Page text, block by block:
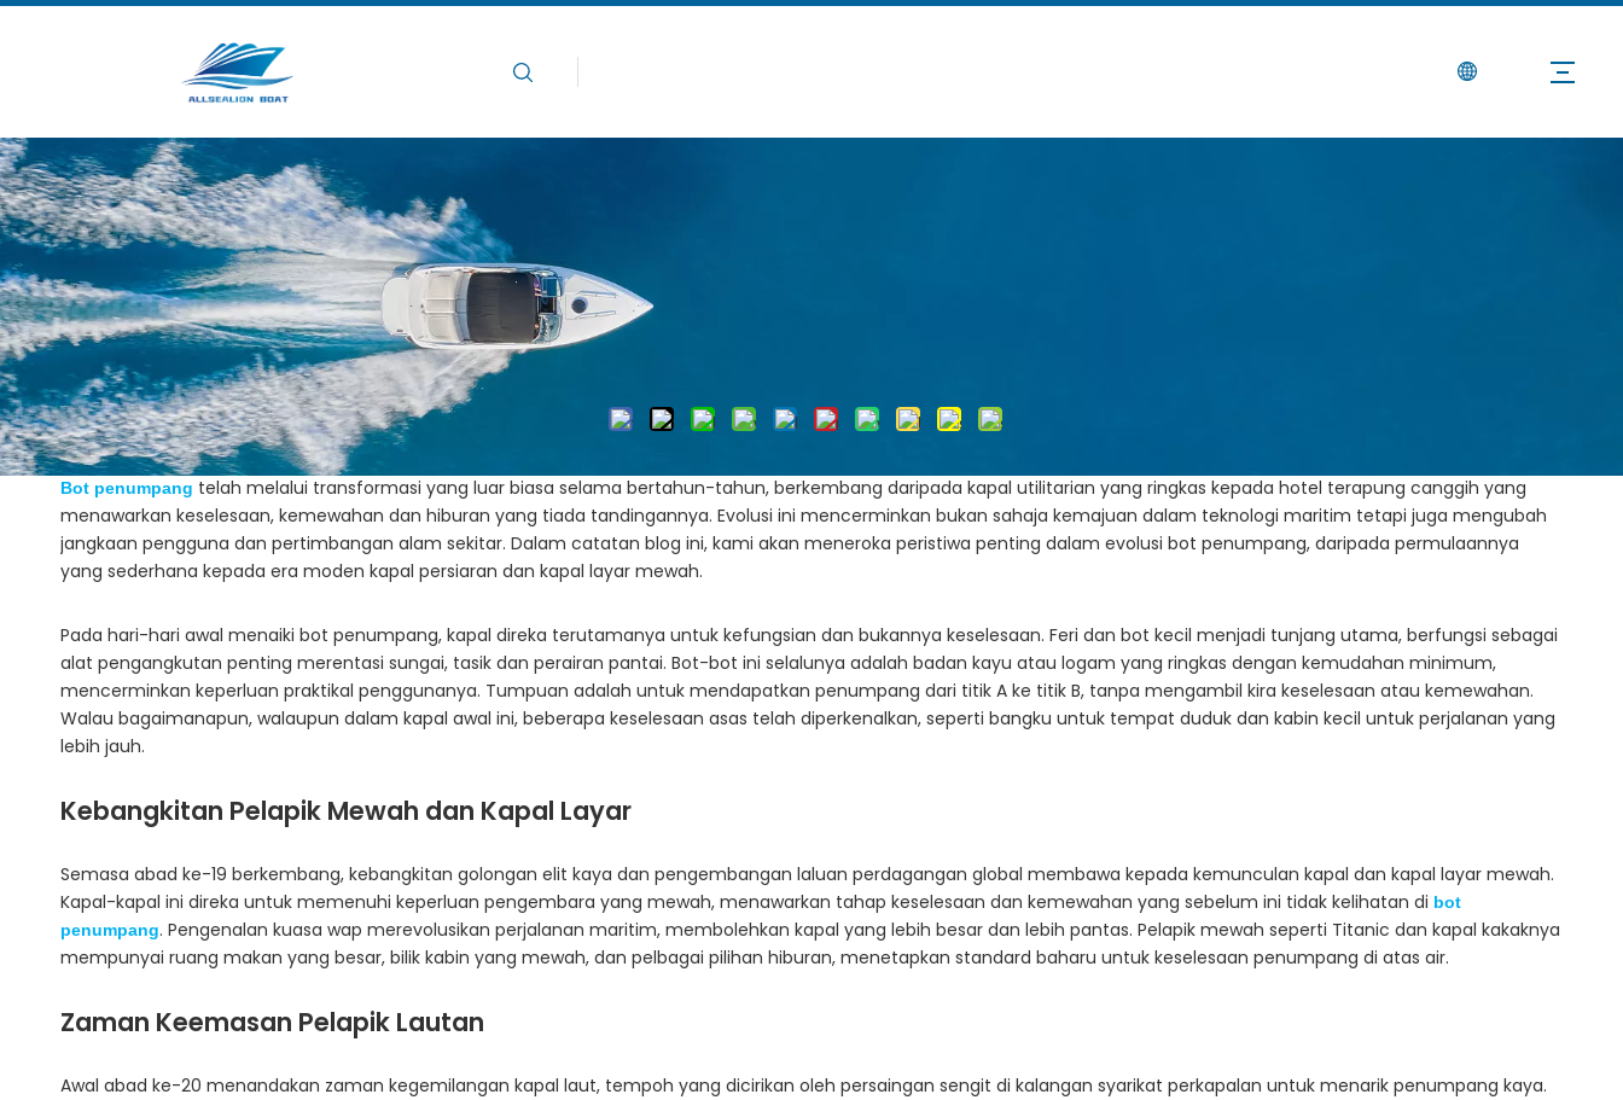
Rumah / Berita / Evolusi Bot Penumpang: Keselesaan dan Inovasi di atas Air
Evolusi Bot Penumpang: Keselesaan dan Inovasi di atas Air
Views:0Pengarang:Editor tapak Masa Terbitkan: 2024-10-05 Asal:
Bot penumpang telah melalui transformasi yang luar biasa selama bertahun-tahun, berkembang daripada kapal utilitarian yang ringkas kepada hotel terapung canggih yang
menawarkan keselesaan, kemewahan dan hiburan yang tiada tandingannya. Evolusi ini mencerminkan bukan sahaja kemajuan dalam teknologi maritim tetapi juga mengubah
jangkaan pengguna dan pertimbangan alam sekitar. Dalam catatan blog ini, kami akan meneroka peristiwa penting dalam evolusi bot penumpang, daripada permulaannya
yang sederhana kepada era moden kapal persiaran dan kapal layar mewah.
Pada hari-hari awal menaiki bot penumpang, kapal direka terutamanya untuk kefungsian dan bukannya keselesaan. Feri dan bot kecil menjadi tunjang utama, berfungsi sebagai
alat pengangkutan penting merentasi sungai, tasik dan perairan pantai. Bot-bot ini selalunya adalah badan kayu atau logam yang ringkas dengan kemudahan minimum,
mencerminkan keperluan praktikal penggunanya. Tumpuan adalah untuk mendapatkan penumpang dari titik A ke titik B, tanpa mengambil kira keselesaan atau kemewahan.
Walau bagaimanapun, walaupun dalam kapal awal ini, beberapa keselesaan asas telah diperkenalkan, seperti bangku untuk tempat duduk dan kabin kecil untuk perjalanan yang
lebih jauh.
Kebangkitan Pelapik Mewah dan Kapal Layar
Semasa abad ke-19 berkembang, kebangkitan golongan elit kaya dan pengembangan laluan perdagangan global membawa kepada kemunculan kapal dan kapal layar mewah.
Kapal-kapal ini direka untuk memenuhi keperluan pengembara yang mewah, menawarkan tahap keselesaan dan kemewahan yang sebelum ini tidak kelihatan di bot
penumpang. Pengenalan kuasa wap merevolusikan perjalanan maritim, membolehkan kapal yang lebih besar dan lebih pantas. Pelapik mewah seperti Titanic dan kapal kakaknya
mempunyai ruang makan yang besar, bilik kabin yang mewah, dan pelbagai pilihan hiburan, menetapkan standard baharu untuk keselesaan penumpang di atas air.
Zaman Keemasan Pelapik Lautan
Awal abad ke-20 menandakan zaman kegemilangan kapal laut, tempoh yang dicirikan oleh persaingan sengit di kalangan syarikat perkapalan untuk menarik penumpang kaya.